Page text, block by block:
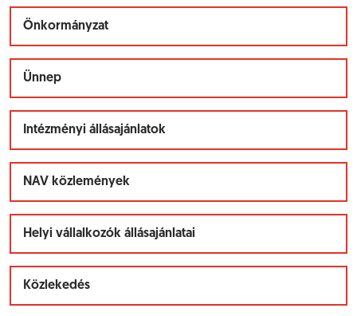
Önkormányzat
Ünnep
Intézményi állásajánlatok
NAV közlemények
Helyi vállalkozók állásajánlatai
Közlekedés